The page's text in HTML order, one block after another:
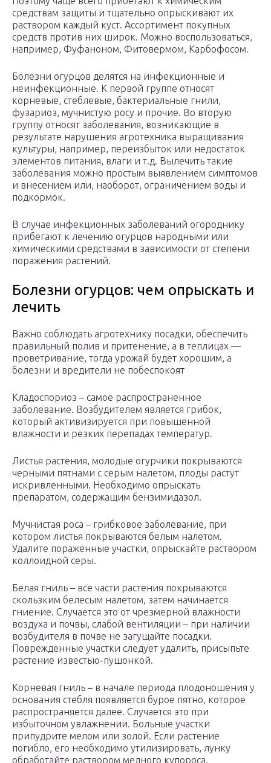
средствам защиты и тщательно опрыскивают их
раствором каждый куст. Ассортимент покупных
средств против них широк. Можно воспользоваться,
например, Фуфаноном, Фитовермом, Карбофосом.
Болезни огурцов делятся на инфекционные и
неинфекционные. К первой группе относят
корневые, стеблевые, бактериальные гнили,
фузариоз, мучнистую росу и прочие. Во вторую
группу относят заболевания, возникающие в
результате нарушения агротехника выращивания
культуры, например, переизбыток или недостаток
элементов питания, влаги и т.д. Вылечить такие
заболевания можно простым выявлением симптомов
и внесением или, наоборот, ограничением воды и
подкормок.
В случае инфекционных заболеваний огороднику
прибегают к лечению огурцов народными или
химическими средствами в зависимости от степени
поражения растений.
Болезни огурцов: чем опрыскать и
лечить
Важно соблюдать агротехнику посадки, обеспечить
правильный полив и притенение, а в теплицах —
проветривание, тогда урожай будет хорошим, а
болезни и вредители не побеспокоят
Кладоспориоз – самое распространенное
заболевание. Возбудителем является грибок,
который активизируется при повышенной
влажности и резких перепадах температур.
Листья растения, молодые огурчики покрываются
черными пятнами с серым налетом, плоды растут
искривленными. Необходимо опрыскать
препаратом, содержащим бензимидазол.
Мучнистая роса – грибковое заболевание, при
котором листья покрываются белым налетом.
Удалите пораженные участки, опрыскайте раствором
коллоидной серы.
Белая гниль – все части растения покрываются
скользким белесым налетом, затем начинается
гниение. Случается это от чрезмерной влажности
воздуха и почвы, слабой вентиляции – при наличии
возбудителя в почве не загущайте посадки.
Поврежденные участки следует удалить, присыпьте
растение известью-пушонкой.
Корневая гниль – в начале периода плодоношения у
основания стебля появляется бурое пятно, которое
распространяется далее. Случается это при
избыточном увлажнении. Больные участки
припудрите мелом или золой. Если растение
погибло, его необходимо утилизировать, лунку
обработайте раствором медного купороса.